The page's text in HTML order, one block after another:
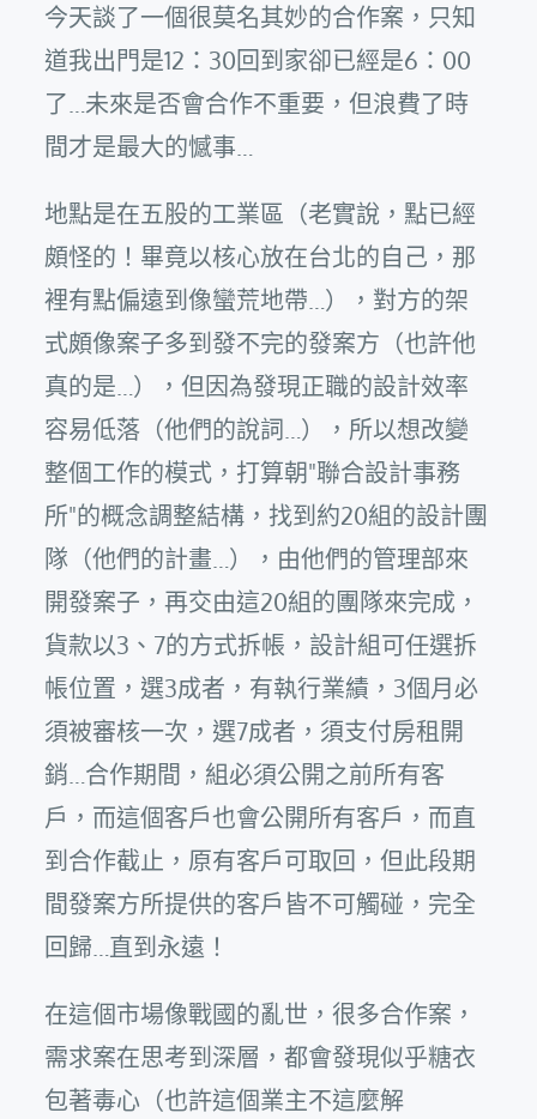
今天談了一個很莫名其妙的合作案，只知
道我出門是12：30回到家卻已經是6：00
了…未來是否會合作不重要，但浪費了時
間才是最大的憾事…
地點是在五股的工業區（老實說，點已經
頗怪的！畢竟以核心放在台北的自己，那
裡有點偏遠到像蠻荒地帶…），對方的架
式頗像案子多到發不完的發案方（也許他
真的是…），但因為發現正職的設計效率
容易低落（他們的說詞…），所以想改變
整個工作的模式，打算朝"聯合設計事務
所"的概念調整結構，找到約20組的設計團
隊（他們的計畫…），由他們的管理部來
開發案子，再交由這20組的團隊來完成，
貨款以3、7的方式拆帳，設計組可任選拆
帳位置，選3成者，有執行業績，3個月必
須被審核一次，選7成者，須支付房租開
銷…合作期間，組必須公開之前所有客
戶，而這個客戶也會公開所有客戶，而直
到合作截止，原有客戶可取回，但此段期
間發案方所提供的客戶皆不可觸碰，完全
回歸…直到永遠！
在這個市場像戰國的亂世，很多合作案，
需求案在思考到深層，都會發現似乎糖衣
包著毒心（也許這個業主不這麼解